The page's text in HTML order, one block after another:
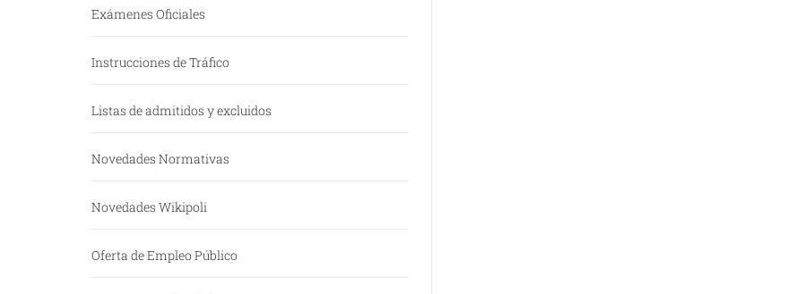
Exámenes Oficiales
Instrucciones de Tráfico
Listas de admitidos y excluidos
Novedades Normativas
Novedades Wikipoli
Oferta de Empleo Público